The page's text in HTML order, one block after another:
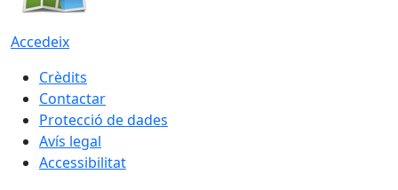
Accedeix
Crèdits
Contactar
Protecció de dades
Avís legal
Accessibilitat